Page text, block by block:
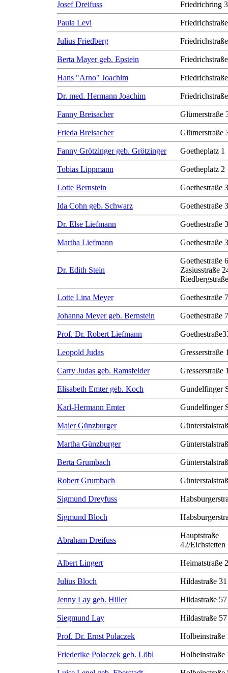
Josef Dreifuss Friedrichring
Paula Levi
Julius Friedberg
Berta Mayer geb. Epstein
Hans "Arno" Joachim
Dr. med. Hermann Joachim
Fanny Breisacher Glümerstraße
Frieda Breisacher Glümerstraße
Fanny Grötzinger geb. Grötzinger Goetheplatz 1
Tobias Lippmann Goetheplatz 2
Lotte Bernstein Goethestraße 3
Ida Cohn geb. Schwarz Goethestraße 3
Dr. Else Liefmann Goethestraße
Martha Liefmann Goethestraße
Dr. Edith Stein
Goethestraße
Zasiusstraße
Lotte Lina Meyer Goethestraße
Johanna Meyer geb. Bernstein Goethestraße
Prof. Dr. Robert Liefmann
Leopold Judas Gresserstraße
Carry Judas geb. Ramsfelder Gresserstraße
Elisabeth Emter geb. Koch Gundelfinger
Karl-Hermann Emter Gundelfinger
Maier Günzburger
Martha Günzburger
Berta Grumbach
Robert Grumbach
Sigmund Dreyfuss
Sigmund Bloch
Abraham Dreifuss
Hauptstraße
42/Eichstetten
Albert Lingert Heimatstraße 2
Julius Bloch Hildastraße 31
Jenny Lay geb. Hiller Hildastraße 57
Siegmund Lay Hildastraße 57
Prof. Dr. Ernst Polaczek Holbeinstraße
Friederike Polaczek geb. Löbl Holbeinstraße